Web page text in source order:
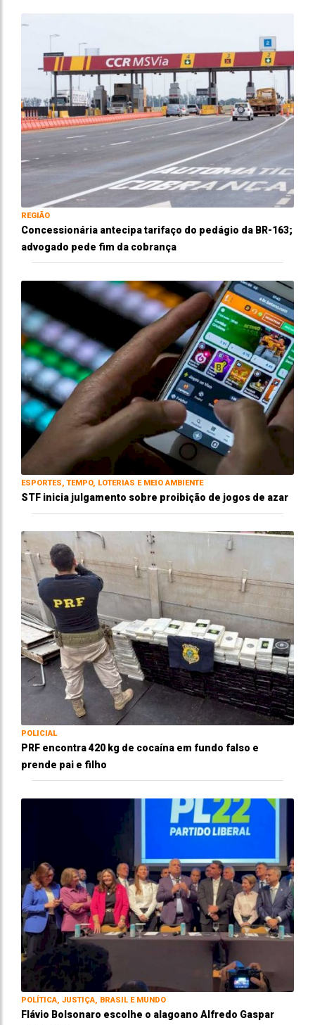
REGIÃO
Concessionária antecipa tarifaço do pedágio da BR-163;
advogado pede fim da cobrança
ESPORTES, TEMPO, LOTERIAS E MEIO AMBIENTE
STF inicia julgamento sobre proibição de jogos de azar
POLICIAL
PRF encontra 420 kg de cocaína em fundo falso e
prende pai e filho
POLÍTICA, JUSTIÇA, BRASIL E MUNDO
Flávio Bolsonaro escolhe o alagoano Alfredo Gaspar